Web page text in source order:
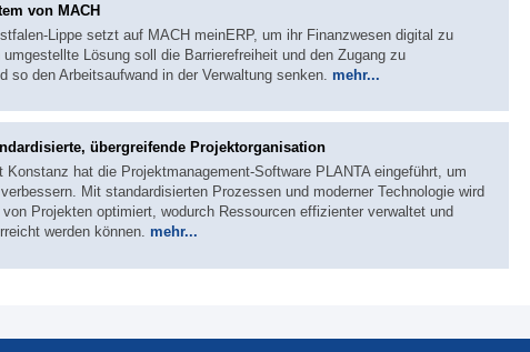
von MACH
Lippe setzt auf MACH meinERP, um ihr Finanzwesen digital zu
Lösung soll die Barrierefreiheit und den Zugang zu
so den Arbeitsaufwand in der Verwaltung senken. mehr...
übergreifende Projektorganisation
Konstanz hat die Projektmanagement-Software PLANTA eingeführt, um
Mit standardisierten Prozessen und moderner Technologie wird
Projekten optimiert, wodurch Ressourcen effizienter verwaltet und
werden können. mehr...